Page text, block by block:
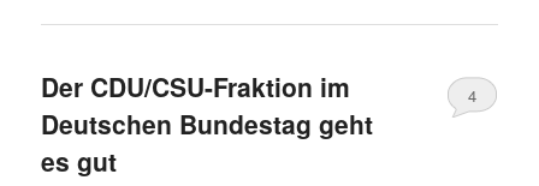
Der CDU/CSU-Fraktion im
Deutschen Bundestag geht
es gut
4